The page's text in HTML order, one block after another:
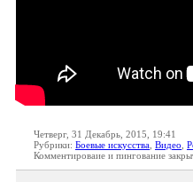
Четверг, 31 Декабрь, 2015, 19:41
Рубрики: Боевые искусства Видео
Комментироваие и пингование